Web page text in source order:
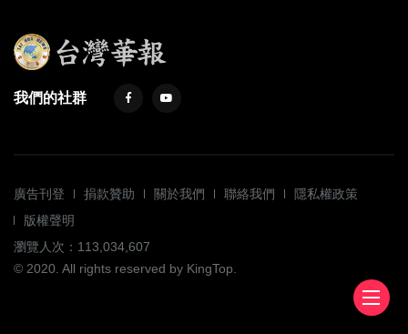
我們的社群
廣告刊登 捐款贊助 關於我們 聯絡我們
隱私權政策
版權聲明
瀏覽人次：113,034,607
© 2020. All rights reserved by KingTop.